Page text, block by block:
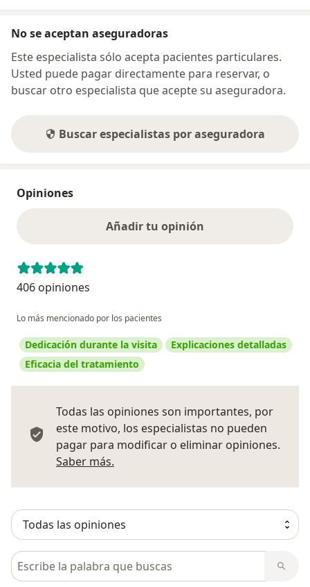
No se aceptan aseguradoras
Este especialista sólo acepta pacientes particulares.
Usted puede pagar directamente para reservar, o
buscar otro especialista que acepte su aseguradora.
Buscar especialistas por aseguradora
Opiniones
Añadir tu opinión
406 opiniones
Lo más mencionado por los pacientes
Dedicación durante la visita
Explicaciones detalladas
Eficacia del tratamiento
Todas las opiniones son importantes, por
este motivo, los especialistas no pueden
pagar para modificar o eliminar opiniones.
Saber más.
Busca en opiniones